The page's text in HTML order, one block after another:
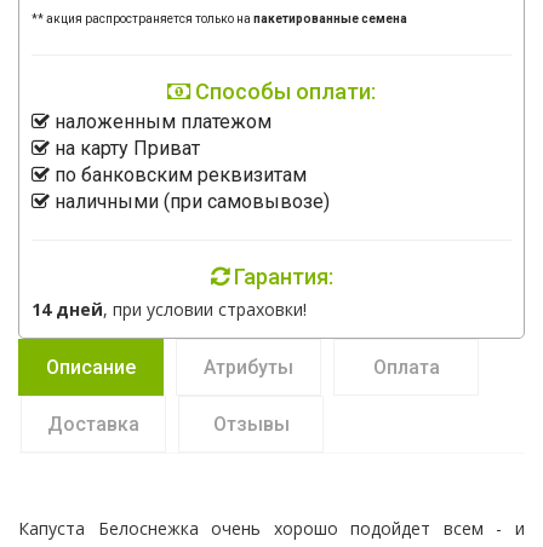
** акция распространяется только на пакетированные семена
Способы оплати:
наложенным платежом
на карту Приват
по банковским реквизитам
наличными (при самовывозе)
Гарантия:
14 дней, при условии страховки!
Описание Атрибуты Оплата
Доставка Отзывы
Капуста Белоснежка очень хорошо подойдет всем - и